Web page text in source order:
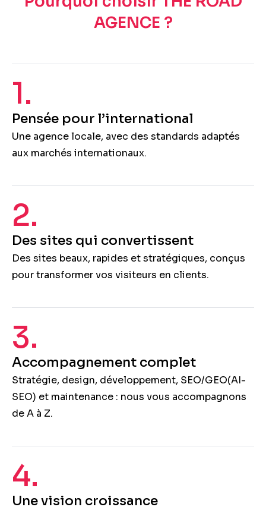
AGENCE ?
1.
Pensée pour l’international
Une agence locale, avec des standards adaptés
aux marchés internationaux.
2.
Des sites qui convertissent
Des sites beaux, rapides et stratégiques, conçus
pour transformer vos visiteurs en clients.
3.
Accompagnement complet
Stratégie, design, développement, SEO/GEO(AI-
SEO) et maintenance : nous vous accompagnons
de A à Z.
4.
Une vision croissance